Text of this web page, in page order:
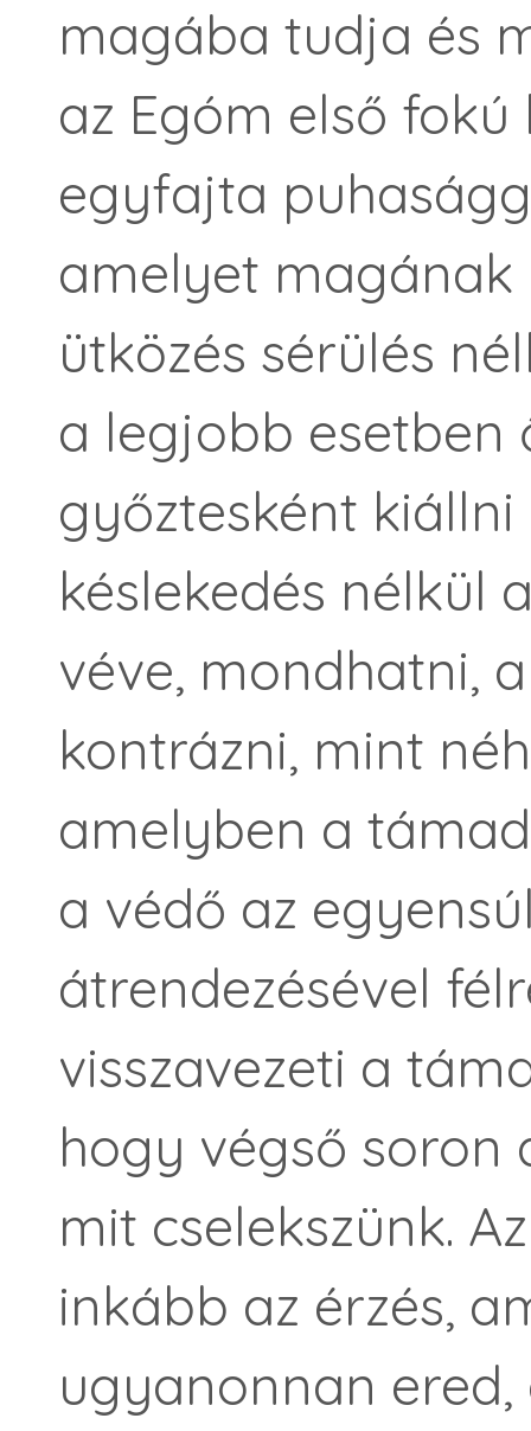
magába tudja és
az Egóm első
egyfajta
amelyet magának
ütközés sérülés
a legjobb
győztesként
késlekedés nélkül
véve, mondhatni,
kontrázni, mint
amelyben a
a védő az
átrendezésével
visszavezeti a
hogy végső soron
mit cselekszünk.
inkább az érzés,
ugyanonnan